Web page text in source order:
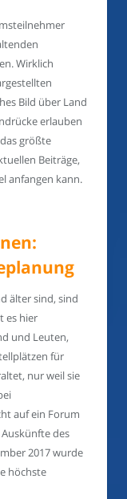
Wirklich
Bild über Land
erlauben
größte
Beiträge,
anfangen kann.
älter sind, sind
es hier
und Leuten,
für
nur weil sie
auf ein Forum
des
2017 wurde
höchste